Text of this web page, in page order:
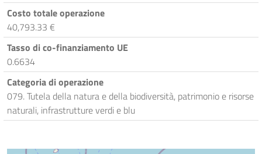
Costo totale operazione
40,793.33 €
Tasso di co-finanziamento UE
0.6634
Categoria di operazione
079. Tutela della natura e della biodiversità, patrimonio e risorse
naturali, infrastrutture verdi e blu